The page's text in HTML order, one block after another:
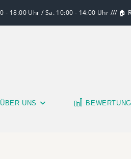
- 18:00 Uhr / Sa. 10:00 - 14:00 Uhr /// 🏠
ÜBER UNS BEWERTUNG